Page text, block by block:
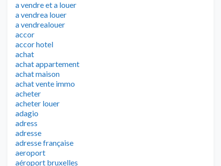
a vendre et a louer
a vendrea louer
a vendrealouer
accor
accor hotel
achat
achat appartement
achat maison
achat vente immo
acheter
acheter louer
adagio
adress
adresse
adresse française
aeroport
aéroport bruxelles